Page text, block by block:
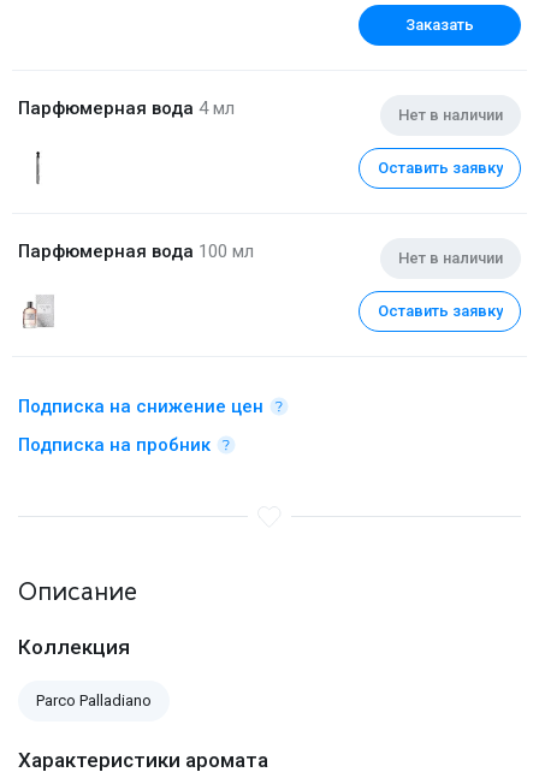
Заказать
Парфюмерная вода 4 мл Нет в наличии
Оставить заявку
Парфюмерная вода 100 мл Нет в наличии
Оставить заявку
Подписка на снижение цен
Подписка на пробник
Описание
Коллекция
Parco Palladiano
Характеристики аромата